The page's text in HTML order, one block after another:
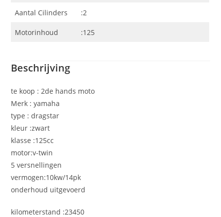
Aantal Cilinders :2
Motorinhoud :125
Beschrijving
te koop : 2de hands moto
Merk : yamaha
type : dragstar
kleur :zwart
klasse :125cc
motor:v-twin
5 versnellingen
vermogen:10kw/14pk
onderhoud uitgevoerd
kilometerstand :23450